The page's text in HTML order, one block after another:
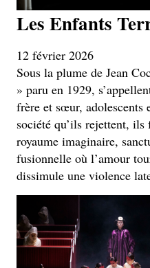
Les Enfants
12 février 2026
Sous la plume de Jean
» paru en 1929,
frère et sœur, adolescents
société qu’ils rejettent,
royaume imaginaire,
fusionnelle où l’amour
dissimule une violence